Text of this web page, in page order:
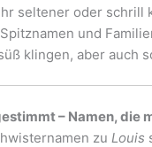
seltener oder schrill
und
klingen, aber auch
– Namen, die
zu Louis